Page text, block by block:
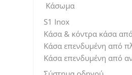
Κάσωμα
S1 Inox
Κάσα & κόντρα κάσα
Κάσα επενδυμένη από
Κάσα επενδυμένη από